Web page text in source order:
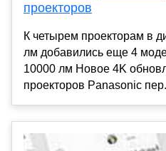
проекторов
К четырем проекторам в
лм добавились еще 4
10000 лм Новое 4K
проекторов Panasonic